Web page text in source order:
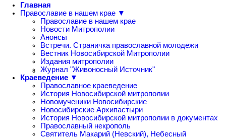
Главная
Православие в нашем крае ▼
Православие в нашем крае
Новости Митрополии
Анонсы
Встречи. Страничка православной молодежи
Вестник Новосибирской Митрополии
Издания митрополии
Журнал "Живоносный Источник"
Краеведение ▼
Православное краеведение
История Новосибирской митрополии
Новомученики Новосибирские
Новосибирские Архипастыри
История Новосибирской митрополии в документах
Православный некрополь
Святитель Макарий (Невский), Небесный